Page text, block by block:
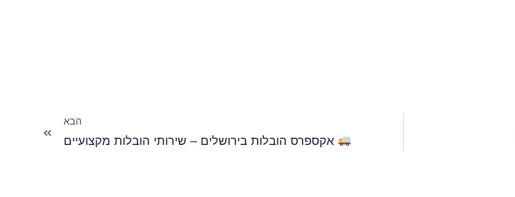
הבא
אקספרס הובלות בירושלים – שירותי הובלות מקצועיים